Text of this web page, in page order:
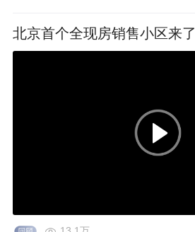
北京首个全现房销售小区来了